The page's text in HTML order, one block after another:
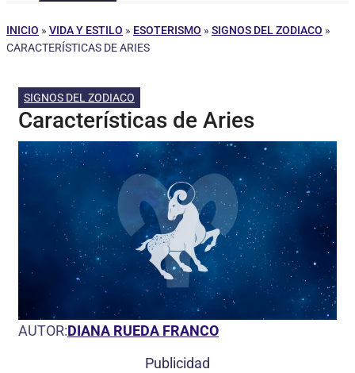
INICIO » VIDA Y ESTILO » ESOTERISMO » SIGNOS DEL ZODIACO »
CARACTERÍSTICAS DE ARIES
SIGNOS DEL ZODIACO
Características de Aries
AUTOR:DIANA RUEDA FRANCO
Publicidad